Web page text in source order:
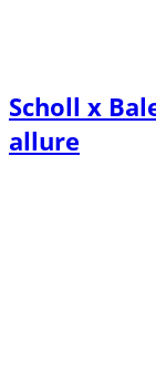
Scholl x
allure